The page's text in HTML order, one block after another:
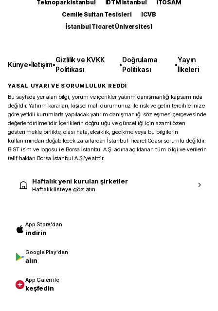
Teknopark İstanbul
İDTM İstanbul
İTOSAM
Cemile Sultan Tesisleri
ICVB
İstanbul Ticaret Üniversitesi
Künye•İletişim•
Gizlilik ve KVKK
Politikası
•
Doğrulama
Politikası
•
Yayın
İlkeleri
YASAL UYARI VE SORUMLULUK REDDİ
Bu sayfada yer alan bilgi, yorum ve içerikler yatırım danışmanlığı kapsamında
değildir. Yatırım kararları, kişisel mali durumunuz ile risk ve getiri tercihlerinize
göre yetkili kurumlarla yapılacak yatırım danışmanlığı sözleşmesi çerçevesinde
değerlendirilmelidir. İçeriklerin doğruluğu ve güncelliği için azami özen
gösterilmekle birlikte, olası hata, eksiklik, gecikme veya bu bilgilerin
kullanımından doğabilecek zararlardan İstanbul Ticaret Odası sorumlu değildir.
BIST isim ve logosu ile Borsa İstanbul A.Ş. adına açıklanan tüm bilgi ve verilerin
telif hakları Borsa İstanbul A.Ş.’ye aittir.
Haftalık yeni kurulan şirketler
Haftalık listeye göz atın
App Store'dan
indirin
Google Play'den
alın
App Galeri ile
keşfedin